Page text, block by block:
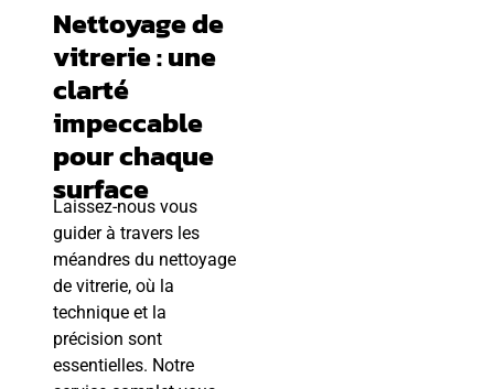
Nettoyage de
vitrerie : une
clarté
impeccable
pour chaque
surface
Laissez-nous vous
guider à travers les
méandres du nettoyage
de vitrerie, où la
technique et la
précision sont
essentielles. Notre